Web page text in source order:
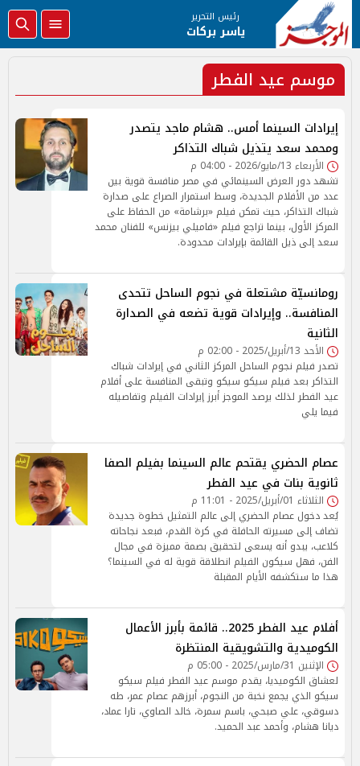
رئيس التحرير
ياسر بركات
موسم عيد الفطر
إيرادات السينما أمس.. هشام ماجد يتصدر
ومحمد سعد يتذيل شباك التذاكر
الأربعاء 13/مايو/2026 - 04:00 م
تشهد دور العرض السينمائي في مصر منافسة قوية بين
عدد من الأفلام الجديدة، وسط استمرار الصراع على صدارة
شباك التذاكر، حيث تمكن فيلم «برشامة» من الحفاظ على
المركز الأول، بينما تراجع فيلم «فاميلي بيزنس» للفنان محمد
سعد إلى ذيل القائمة بإيرادات محدودة.
رومانسيّة مشتعلة في نجوم الساحل تتحدى
المنافسة.. وإيرادات قوية تضعه في الصدارة
الثانية
الأحد 13/أبريل/2025 - 02:00 م
تصدر فيلم نجوم الساحل المركز الثاني في إيرادات شباك
التذاكر بعد فيلم سيكو سيكو وتبقى المنافسة على أفلام
عيد الفطر لذلك يرصد الموجز أبرز إيرادات الفيلم وتفاصيله
فيما يلي
عصام الحضري يقتحم عالم السينما بفيلم الصفا
ثانوية بنات في عيد الفطر
الثلاثاء 01/أبريل/2025 - 11:01 م
يُعد دخول عصام الحضري إلى عالم التمثيل خطوة جديدة
تضاف إلى مسيرته الحافلة في كرة القدم، فبعد نجاحاته
كلاعب، يبدو أنه يسعى لتحقيق بصمة مميزة في مجال
الفن، فهل سيكون الفيلم انطلاقة قوية له في السينما؟
هذا ما ستكشفه الأيام المقبلة
أفلام عيد الفطر 2025.. قائمة بأبرز الأعمال
الكوميدية والتشويقية المنتظرة
الإثنين 31/مارس/2025 - 05:00 م
لعشاق الكوميديا، يقدم موسم عيد الفطر فيلم سيكو
سيكو الذي يجمع نخبة من النجوم، أبرزهم عصام عمر، طه
دسوقي، علي صبحي، باسم سمرة، خالد الصاوي، تارا عماد،
ديانا هشام، وأحمد عبد الحميد.